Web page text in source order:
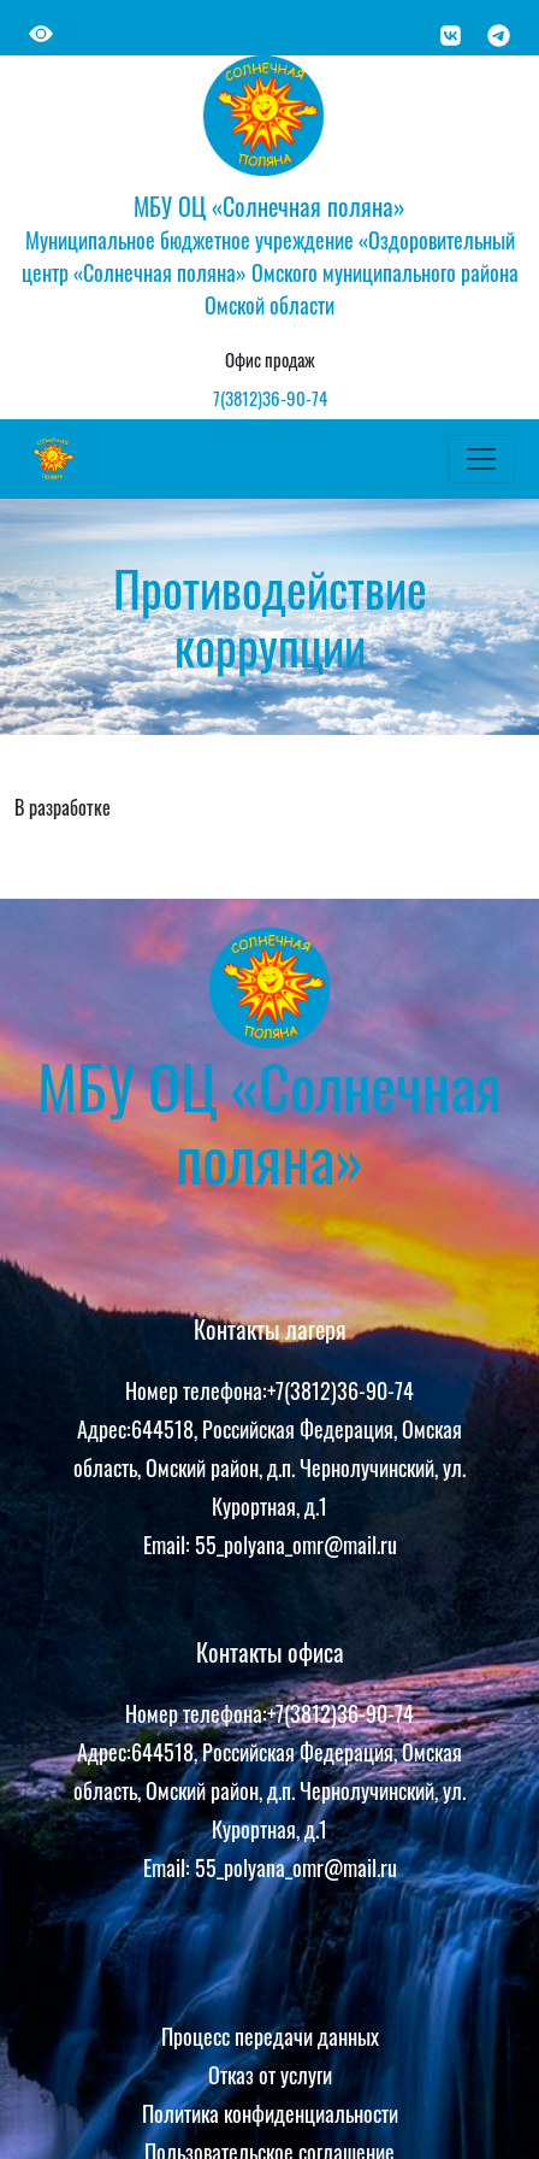
МБУ ОЦ «Солнечная поляна»
Муниципальное бюджетное учреждение «Оздоровительный
центр «Солнечная поляна» Омского муниципального района
Омской области
Офис продаж
7(3812)36-90-74
Противодействие
коррупции
В разработке
МБУ ОЦ «Солнечная
поляна»
Контакты лагеря
Номер телефона:+7(3812)36-90-74
Адрес:644518, Российская Федерация, Омская
область, Омский район, д.п. Чернолучинский, ул.
Курортная, д.1
Email: 55_polyana_omr@mail.ru
Контакты офиса
Номер телефона:+7(3812)36-90-74
Адрес:644518, Российская Федерация, Омская
область, Омский район, д.п. Чернолучинский, ул.
Курортная, д.1
Email: 55_polyana_omr@mail.ru
Процесс передачи данных
Отказ от услуги
Политика конфиденциальности
Пользовательское соглашение